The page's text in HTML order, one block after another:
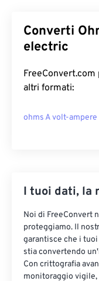
Converti
electric
altri formati:
ohms A volt-ampere
I tuoi dati, la
Noi di FreeConvert
proteggiamo. Il
garantisce che i
stia convertendo
Con crittografia
monitoraggio